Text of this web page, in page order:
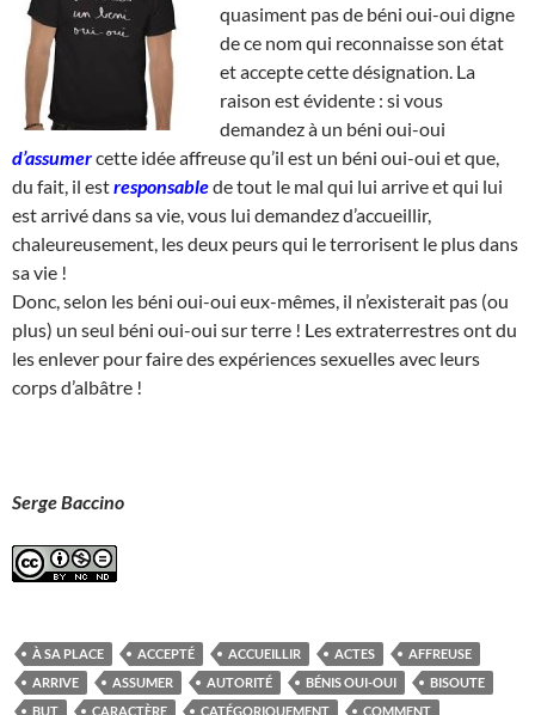
quasiment pas de béni oui-oui digne
de ce nom qui reconnaisse son état
et accepte cette désignation. La
raison est évidente : si vous
demandez à un béni oui-oui
d’assumercette idée affreuse qu’il est un béni oui-oui et que,
du fait, il estresponsablede tout le mal qui lui arrive et qui lui
est arrivé dans sa vie, vous lui demandez d’accueillir,
chaleureusement, les deux peurs qui le terrorisent le plus dans
sa vie !
Donc, selon les béni oui-oui eux-mêmes, il n’existerait pas (ou
plus) un seul béni oui-oui sur terre ! Les extraterrestres ont du
les enlever pour faire des expériences sexuelles avec leurs
corps d’albâtre !
Serge Baccino
À SA PLACE ACCEPTÉ ACCUEILLIR ACTES
AFFREUSE
ARRIVE
ASSUMER AUTORITÉ BÉNIS OUI-OUI
BISOUTE
BUT
CARACTÈRE CATÉGORIQUEMENT COMMENT